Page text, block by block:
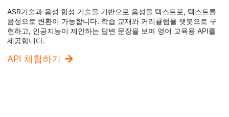
ASR기술과 음성 합성 기술을 기반으로 음성을 텍스트로, 텍스트를
음성으로 변환이 가능합니다. 학습 교재와 커리큘럼을 챗봇으로 구
현하고, 인공지능이 제안하는 답변 문장을 보며 영어 교육용 API를
제공합니다.
API 체험하기